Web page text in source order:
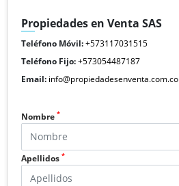
Propiedades en Venta SAS
Teléfono Móvil:+573117031515
Teléfono Fijo:+573054487187
Email: info@propiedadesenventa.com.co
Nombre *
Apellidos *